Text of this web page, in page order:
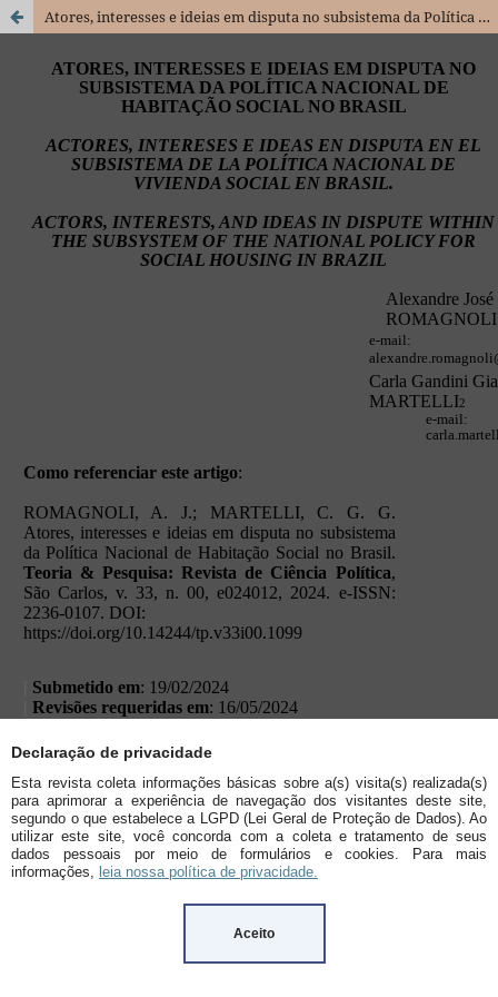
Declaração de privacidade
Esta revista coleta informações básicas sobre a(s) visita(s) realizada(s)
para aprimorar a experiência de navegação dos visitantes deste site,
segundo o que estabelece a LGPD (Lei Geral de Proteção de Dados). Ao
utilizar este site, você concorda com a coleta e tratamento de seus
dados pessoais por meio de formulários e cookies. Para mais
informações, leia nossa política de privacidade.
Aceito
Atores, interesses e ideias em disputa no subsistema da Política Nacional de Habitação Social no Brasil